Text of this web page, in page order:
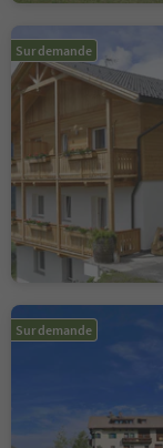
Sur demande
Sur demande